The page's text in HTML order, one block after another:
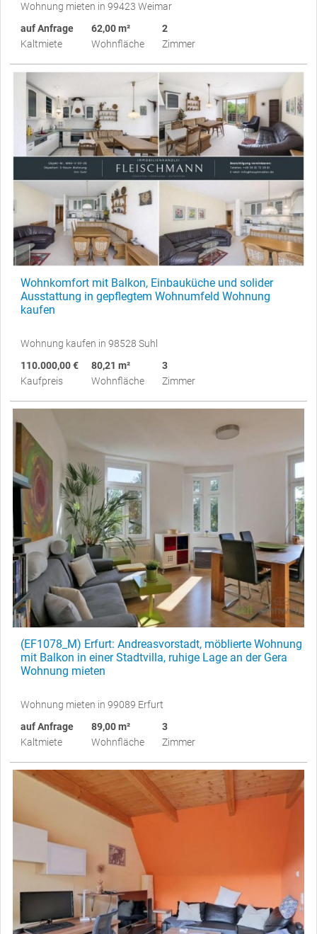
Wohnung mieten in 99423 Weimar
auf Anfrage
Kaltmiete
62,00 m²
Wohnfläche
2
Zimmer
Wohnkomfort mit Balkon, Einbauküche und solider
Ausstattung in gepflegtem Wohnumfeld Wohnung
kaufen
Wohnung kaufen in 98528 Suhl
110.000,00 €
Kaufpreis
80,21 m²
Wohnfläche
3
Zimmer
(EF1078_M) Erfurt: Andreasvorstadt, möblierte Wohnung
mit Balkon in einer Stadtvilla, ruhige Lage an der Gera
Wohnung mieten
Wohnung mieten in 99089 Erfurt
auf Anfrage
Kaltmiete
89,00 m²
Wohnfläche
3
Zimmer